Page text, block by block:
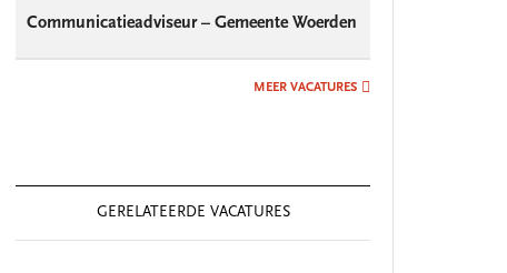
Communicatieadviseur – Gemeente Woerden
MEER VACATURES
GERELATEERDE VACATURES